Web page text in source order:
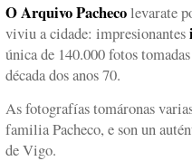
O Arquivo Pachecolevarate
viviu a cidade: impresionantes
única de 140.000 fotos
década dos anos 70.
As fotografías tomáronas
familia Pacheco, e son un
de Vigo.